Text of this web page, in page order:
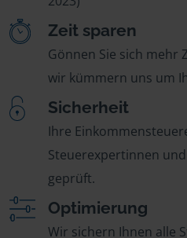
Zeit sparen
Gönnen Sie sich mehr
wir kümmern uns um
Sicherheit
Ihre
Steuerexpertinnen
geprüft.
Optimierung
Wir sichern Ihnen alle